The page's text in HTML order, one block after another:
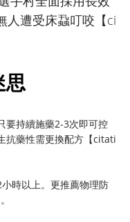
人遭受床蝨叮咬【ci
思
要持續施藥2-3次即可控
抗藥性需更換配方【citati
時以上。更推薦物理防